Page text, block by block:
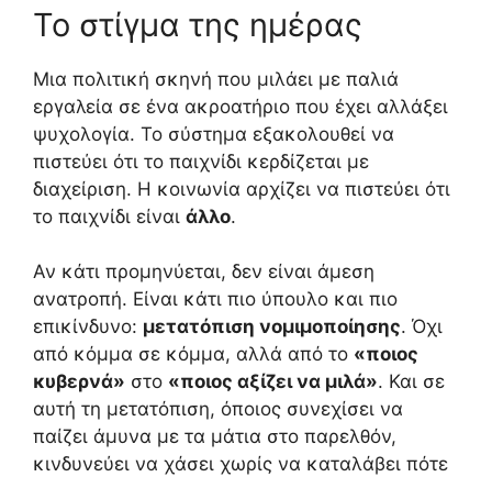
Το στίγμα της ημέρας
Μια πολιτική σκηνή που μιλάει με παλιά
εργαλεία σε ένα ακροατήριο που έχει αλλάξει
ψυχολογία. Το σύστημα εξακολουθεί να
πιστεύει ότι το παιχνίδι κερδίζεται με
διαχείριση. Η κοινωνία αρχίζει να πιστεύει ότι
το παιχνίδι είναι άλλο.
Αν κάτι προμηνύεται, δεν είναι άμεση
ανατροπή. Είναι κάτι πιο ύπουλο και πιο
επικίνδυνο: μετατόπιση νομιμοποίησης. Όχι
από κόμμα σε κόμμα, αλλά από το «ποιος
κυβερνά» στο «ποιος αξίζει να μιλά». Και σε
αυτή τη μετατόπιση, όποιος συνεχίσει να
παίζει άμυνα με τα μάτια στο παρελθόν,
κινδυνεύει να χάσει χωρίς να καταλάβει πότε